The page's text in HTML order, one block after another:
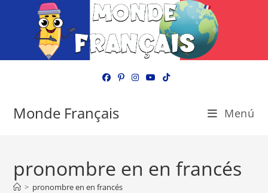
Monde Français Menú
pronombre en en francés
> pronombre en en francés